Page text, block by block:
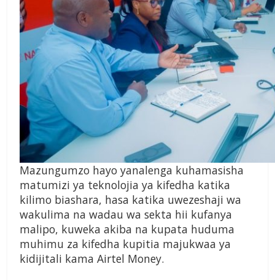
Mazungumzo hayo yanalenga kuhamasisha
matumizi ya teknolojia ya kifedha katika
kilimo biashara, hasa katika uwezeshaji wa
wakulima na wadau wa sekta hii kufanya
malipo, kuweka akiba na kupata huduma
muhimu za kifedha kupitia majukwaa ya
kidijitali kama Airtel Money.